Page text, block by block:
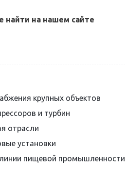
на нашем сайте
крупных объектов
и турбин
отрасли
установки
линии пищевой промышленности